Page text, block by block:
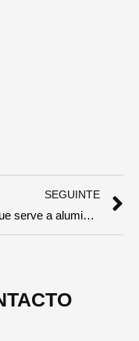
SEGUINTE
Para que serve a alumina fundida?